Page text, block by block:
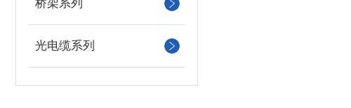
桥架系列
光电缆系列